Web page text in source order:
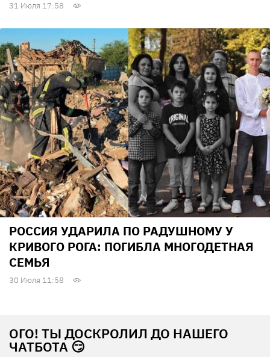
31 Июля 17:58
РОССИЯ УДАРИЛА ПО РАДУШНОМУ У
КРИВОГО РОГА: ПОГИБЛА МНОГОДЕТНАЯ
СЕМЬЯ
30 Июля 11:58
ОГО! ТЫ ДОСКРОЛИЛ ДО НАШЕГО
ЧАТБОТА 😏